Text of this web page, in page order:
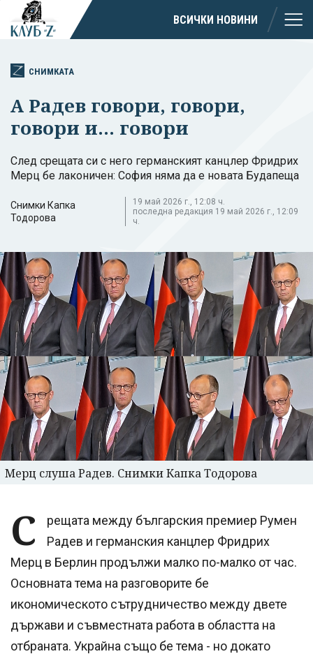
ВСИЧКИ НОВИНИ
СНИМКАТА
А Радев говори, говори,
говори и... говори
След срещата си с него германският канцлер Фридрих
Мерц бе лаконичен: София няма да е новата Будапеща
Снимки Капка
Тодорова
19 май 2026 г., 12:08 ч.
последна редакция 19 май 2026 г., 12:09
ч.
Мерц слуша Радев. Снимки Капка Тодорова
С
рещата между българския премиер Румен
Радев и германския канцлер Фридрих
Мерц в Берлин продължи малко по-малко от час.
Основната тема на разговорите бе
икономическото сътрудничество между двете
държави и съвместната работа в областта на
отбраната. Украйна също бе тема - но докато